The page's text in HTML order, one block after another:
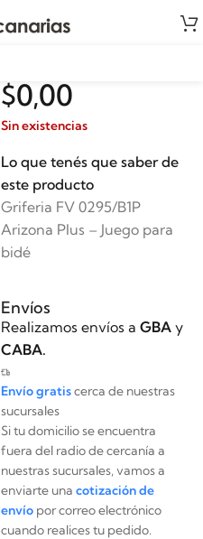
$0,00
Sin existencias
Lo que tenés que saber de
este producto
Griferia FV 0295/B1P
Arizona Plus – Juego para
bidé
Envíos
Realizamos envíos a GBAy
CABA.
Envío gratiscerca de nuestras
sucursales
Si tu domicilio se encuentra
fuera del radio de cercanía a
nuestras sucursales, vamos a
enviarte una cotización de
envíopor correo electrónico
cuando realices tu pedido.